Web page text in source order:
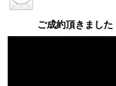
ご成約頂きました